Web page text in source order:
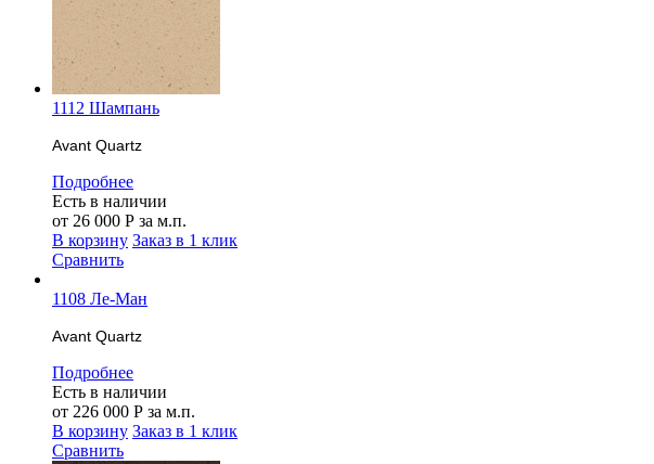
1112 Шампань
Avant Quartz
Подробнее
Есть в наличии
от 26 000 Р за м.п.
В корзину Заказ в 1 клик
Сравнить
1108 Ле-Ман
Avant Quartz
Подробнее
Есть в наличии
от 226 000 Р за м.п.
В корзину Заказ в 1 клик
Сравнить